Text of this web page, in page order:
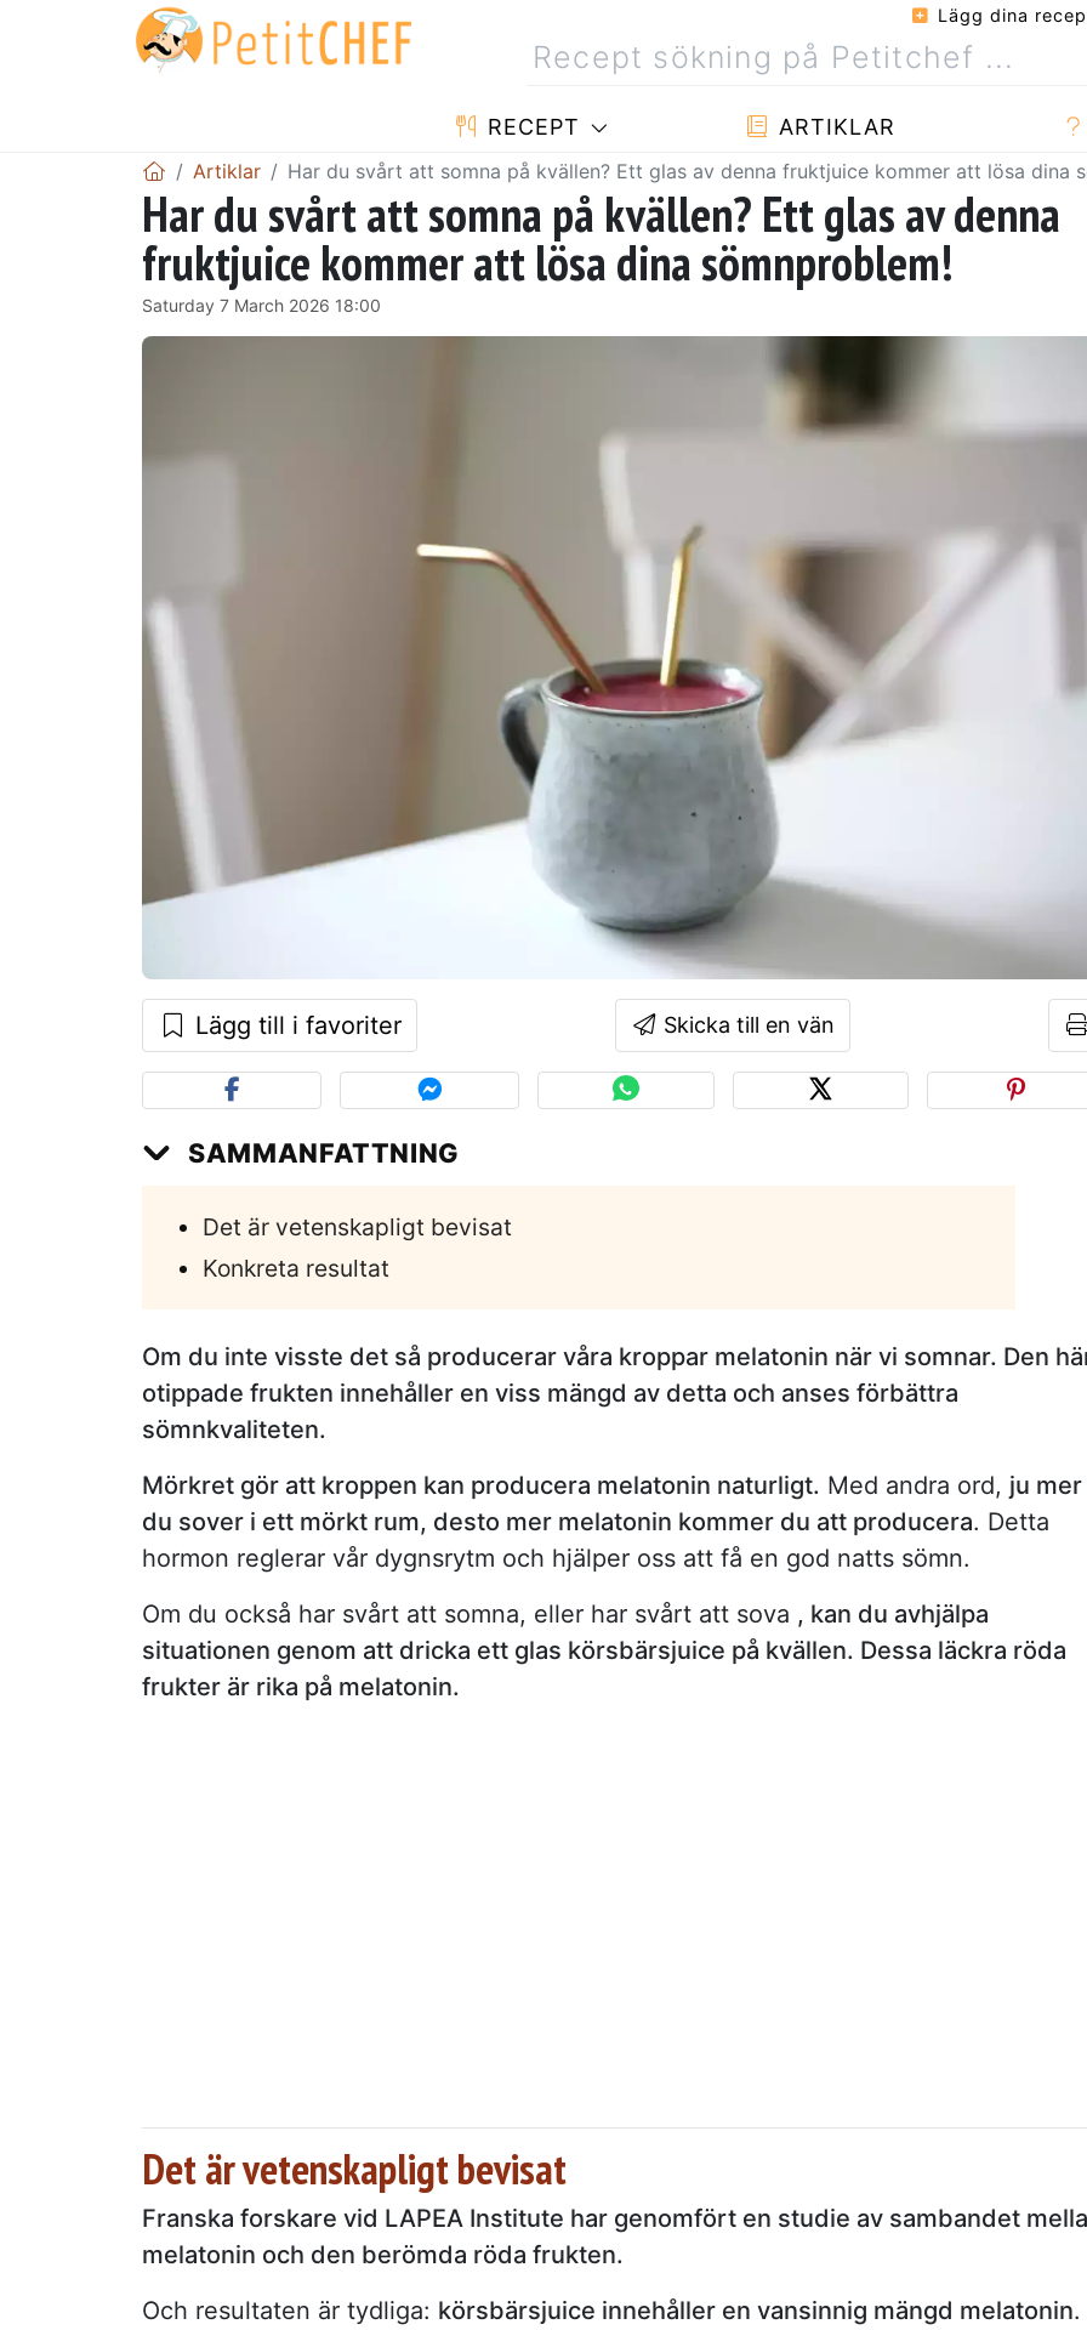
Lägg dina
RECEPT ARTIKLAR
Artiklar Har du svårt att somna på kvällen? Ett glas av denna fruktjuice kommer att lösa dina
Har du svårt att somna på kvällen? Ett glas av denna
fruktjuice kommer att lösa dina sömnproblem!
Saturday 7 March 2026 18:00
Lägg till i favoriter Skicka till en vän
SAMMANFATTNING
Det är vetenskapligt bevisat
Konkreta resultat
Om du inte visste det så producerar våra kroppar melatonin när vi somnar. Den
otippade frukten innehåller en viss mängd av detta och anses förbättra
sömnkvaliteten.
Mörkret gör att kroppen kan producera melatonin naturligt. Med andra ord, ju mer
du sover i ett mörkt rum, desto mer melatonin kommer du att producera. Detta
hormon reglerar vår dygnsrytm och hjälper oss att få en god natts sömn.
Om du också har svårt att somna, eller har svårt att sova , kan du avhjälpa
situationen genom att dricka ett glas körsbärsjuice på kvällen. Dessa läckra röda
frukter är rika på melatonin.
Det är vetenskapligt bevisat
Franska forskare vid LAPEA Institute har genomfört en studie av sambandet
melatonin och den berömda röda frukten.
Och resultaten är tydliga: körsbärsjuice innehåller en vansinnig mängd melatonin.